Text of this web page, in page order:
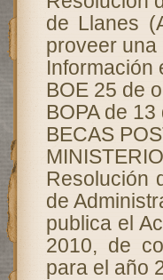
de Llanes
proveer una
Información
BOE 25 de
BOPA de
BECAS
Resolución
de
publica el
2010, de
para el año